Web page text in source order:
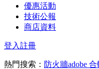
優惠活動
技術公報
商店資料
登入註冊
熱門搜索： 防火牆adobe